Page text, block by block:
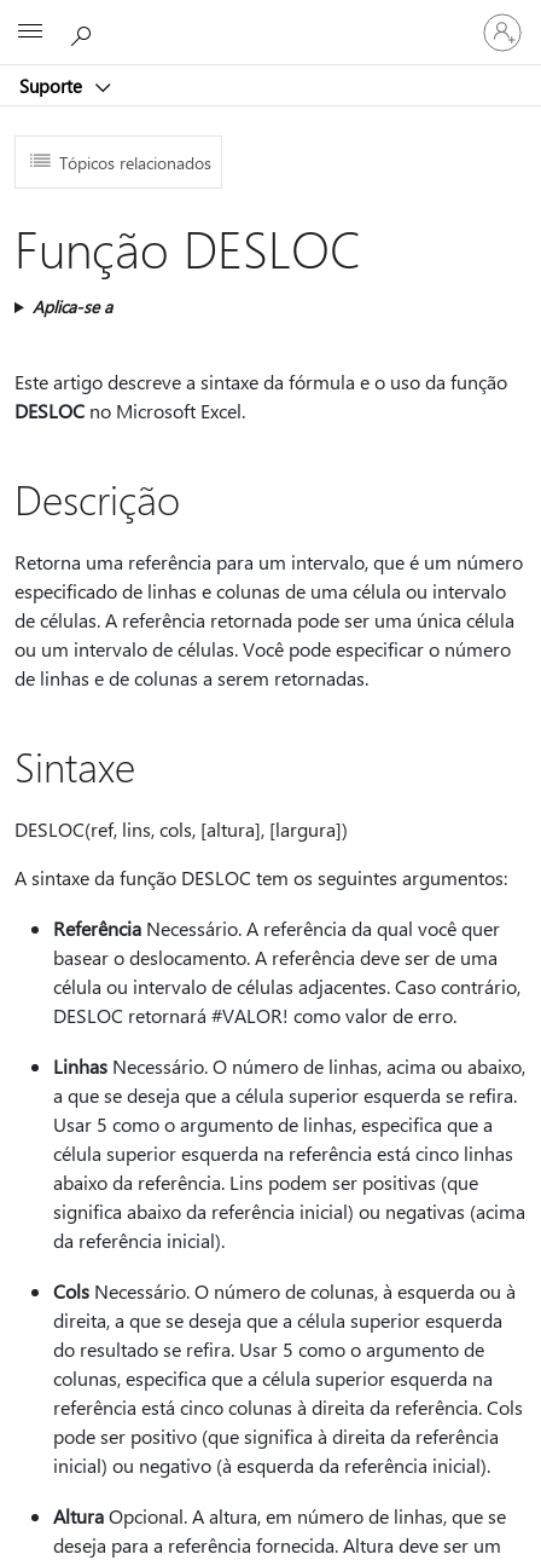
Suporte
Entre
em
sua
Tópicos relacionados
Função DESLOC
Aplica-se a
Este artigo descreve a sintaxe da fórmula e o uso da função
DESLOC no Microsoft Excel.
Descrição
Retorna uma referência para um intervalo, que é um número
especificado de linhas e colunas de uma célula ou intervalo
de células. A referência retornada pode ser uma única célula
ou um intervalo de células. Você pode especificar o número
de linhas e de colunas a serem retornadas.
Sintaxe
DESLOC(ref, lins, cols, [altura], [largura])
A sintaxe da função DESLOC tem os seguintes argumentos:
Referência Necessário. A referência da qual você quer
basear o deslocamento. A referência deve ser de uma
célula ou intervalo de células adjacentes. Caso contrário,
DESLOC retornará #VALOR! como valor de erro.
Linhas Necessário. O número de linhas, acima ou abaixo,
a que se deseja que a célula superior esquerda se refira.
Usar 5 como o argumento de linhas, especifica que a
célula superior esquerda na referência está cinco linhas
abaixo da referência. Lins podem ser positivas (que
significa abaixo da referência inicial) ou negativas (acima
da referência inicial).
Cols Necessário. O número de colunas, à esquerda ou à
direita, a que se deseja que a célula superior esquerda
do resultado se refira. Usar 5 como o argumento de
colunas, especifica que a célula superior esquerda na
referência está cinco colunas à direita da referência. Cols
pode ser positivo (que significa à direita da referência
inicial) ou negativo (à esquerda da referência inicial).
AlturaOpcional. A altura, em número de linhas, que se
deseja para a referência fornecida. Altura deve ser um